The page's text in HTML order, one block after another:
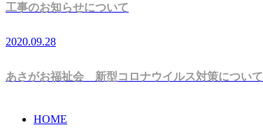
工事のお知らせについて
2020.09.28
あさがお福祉会 新型コロナウイルス対策について
HOME